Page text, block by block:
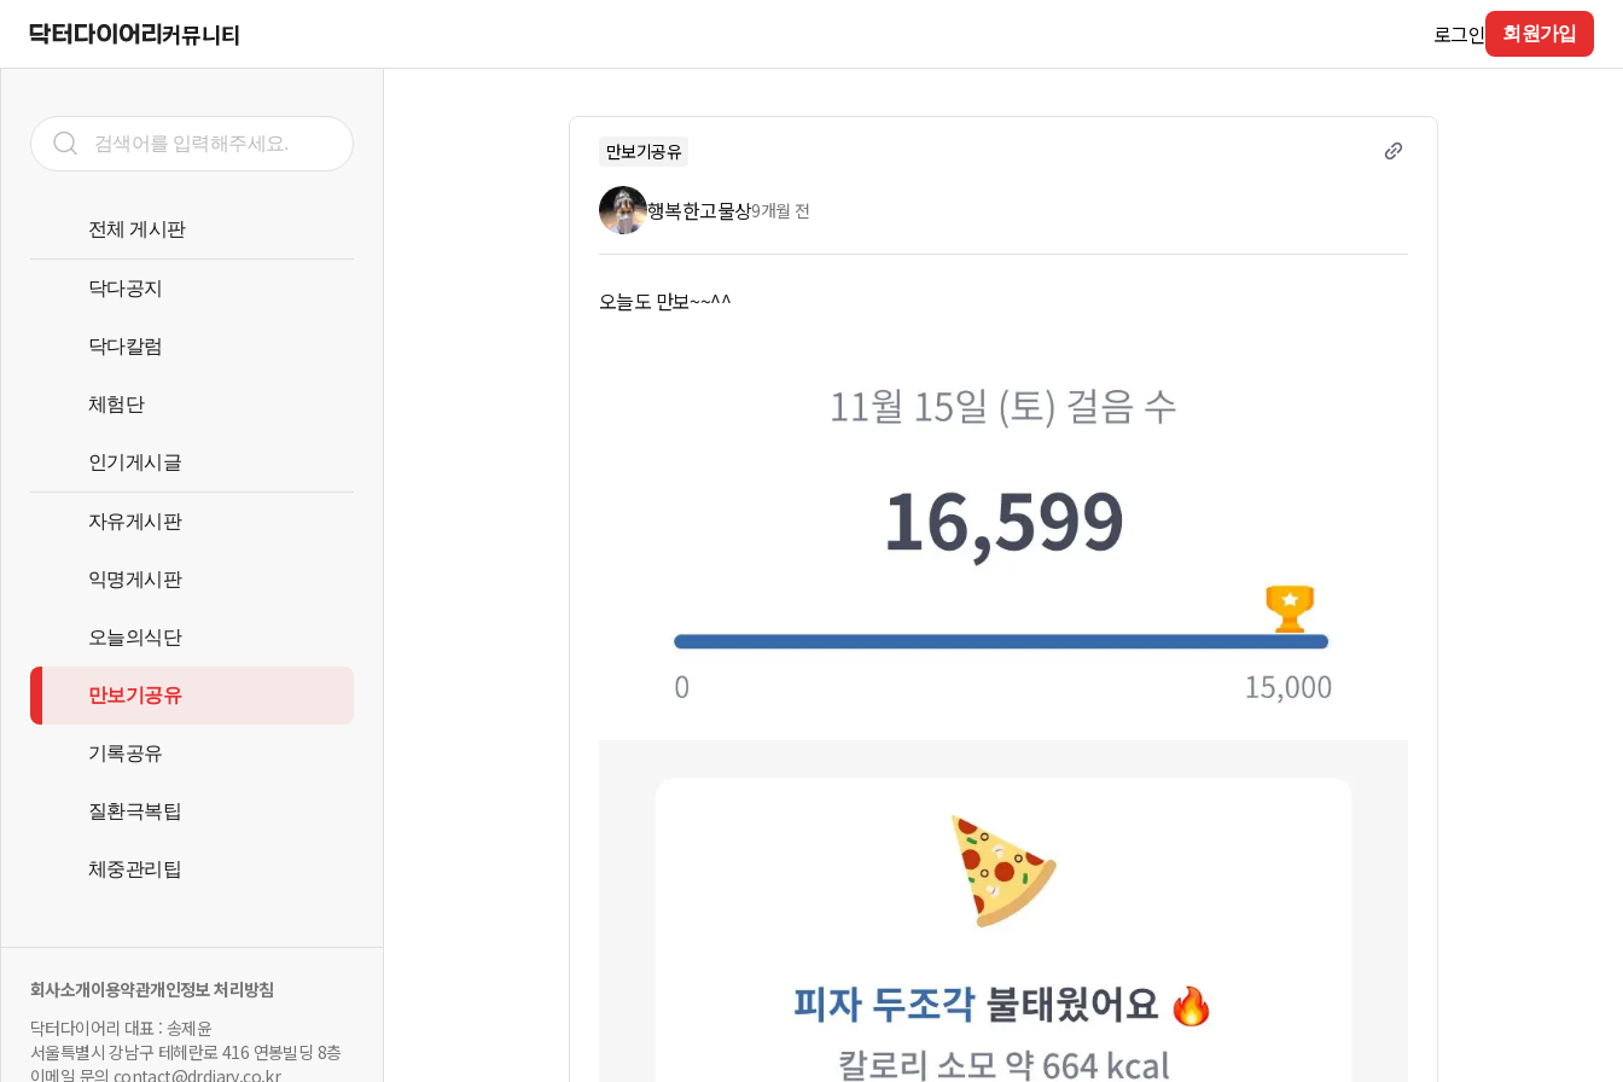
커뮤니티 로그인 회원가입
전체 게시판
닥다공지
닥다칼럼
체험단
인기게시글
자유게시판
익명게시판
오늘의식단
만보기공유
기록공유
질환극복팁
체중관리팁
회사소개이용약관개인정보 처리방침
닥터다이어리 대표 : 송제윤
서울특별시 강남구 테헤란로 416 연봉빌딩 8층
이메일 문의 contact@drdiary.co.kr
만보기공유
행복한고물상9개월 전
오늘도 만보~~^^